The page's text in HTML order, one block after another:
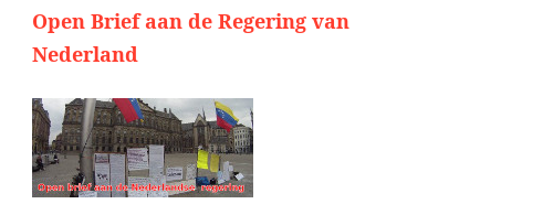
Open Brief aan de Regering van
Nederland